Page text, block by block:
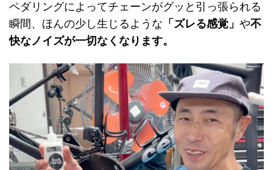
ペダリングによってチェーンがグッと引っ張られる
瞬間、ほんの少し生じるような 「ズレる感覚」 や不
快なノイズが一切なくなります。